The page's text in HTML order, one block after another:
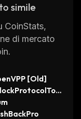
simile
CoinStats,
di mercato
[Old]